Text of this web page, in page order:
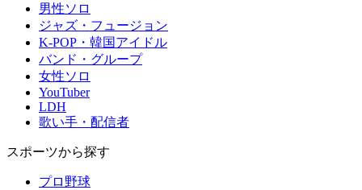
男性ソロ
ジャズ・フュージョン
K-POP・韓国アイドル
バンド・グループ
女性ソロ
YouTuber
LDH
歌い手・配信者
スポーツから探す
プロ野球